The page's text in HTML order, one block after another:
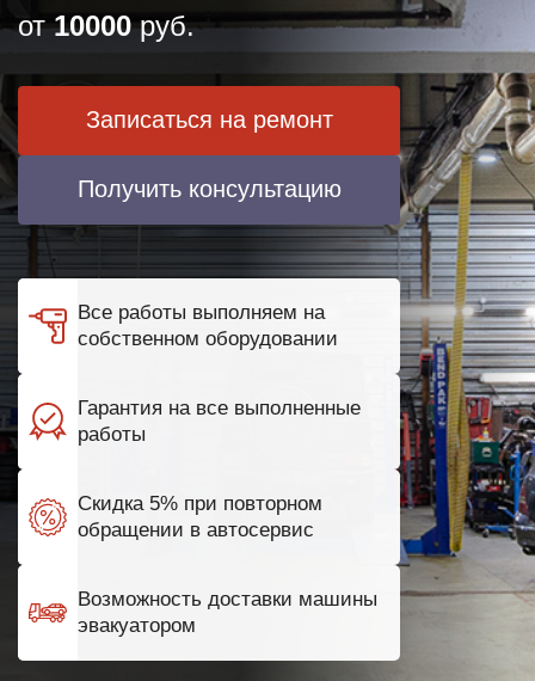
от10000руб.
Записаться на ремонт
Получить консультацию
Все работы выполняем на
собственном оборудовании
Гарантия на все выполненные
работы
Скидка 5% при повторном
обращении в автосервис
Возможность доставки машины
эвакуатором